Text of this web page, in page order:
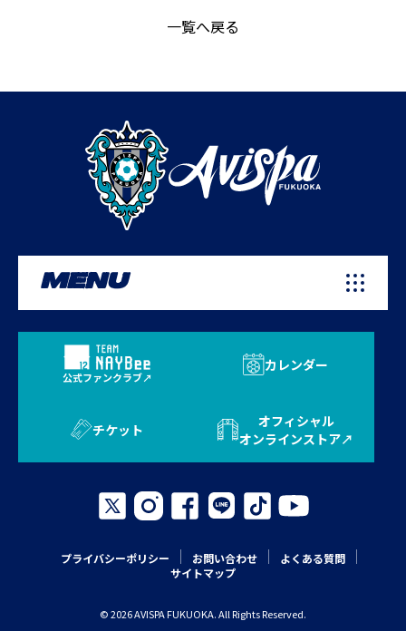
一覧へ戻る
MENU
公式ファンクラブ
カレンダー
チケット
オフィシャル
オンラインストア
プライバシーポリシー お問い合わせ
よくある質問
サイトマップ
© 2026 AVISPA FUKUOKA. All Rights Reserved.